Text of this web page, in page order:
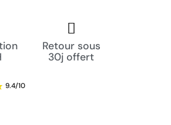
Retour sous
30j offert